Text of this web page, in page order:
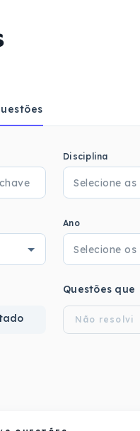
Disciplina
Ano
Questões que
Não resolvi